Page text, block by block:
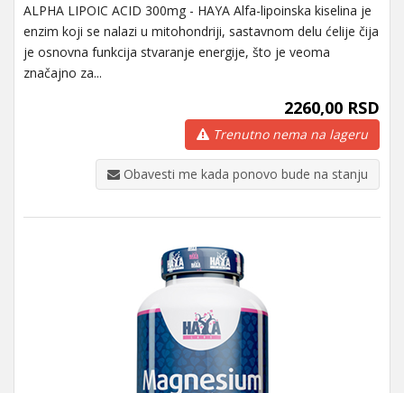
ALPHA LIPOIC ACID 300mg - HAYA Alfa-lipoinska kiselina je
enzim koji se nalazi u mitohondriji, sastavnom delu ćelije čija
je osnovna funkcija stvaranje energije, što je veoma
značajno za...
2260,00 RSD
Trenutno nema na lageru
Obavesti me kada ponovo bude na stanju